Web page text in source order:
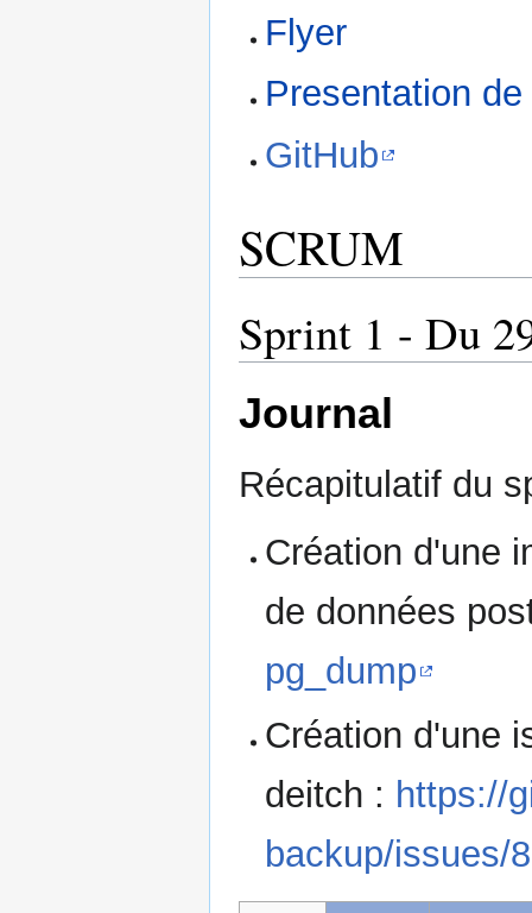
Flyer
Presentation
GitHub
SCRUM
Sprint 1 - Du
Journal
Récapitulatif du
Création d'une
de données
pg_dump
Création d'une
deitch : https://
backup/issues/